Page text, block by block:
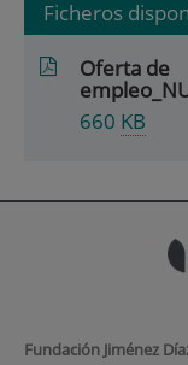
Ficheros
Oferta de
660 KB
Fundación Jiménez